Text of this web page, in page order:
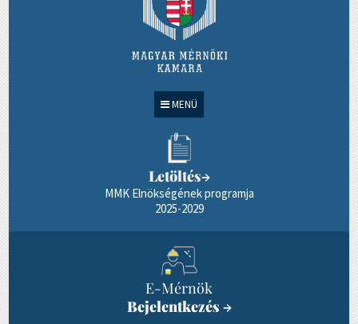
MENÜ
Letöltés→
MMK Elnökségének programja
2025-2029
E-Mérnök
Bejelentkezés →